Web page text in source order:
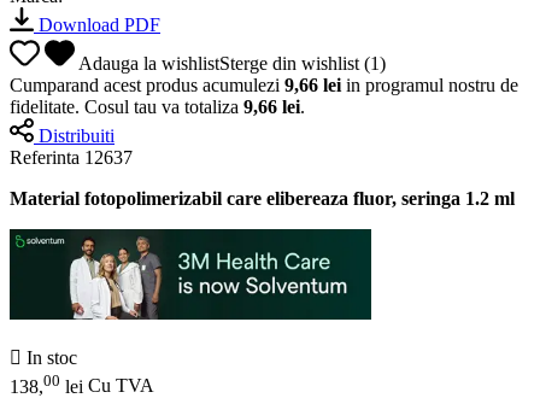
Download PDF
Adauga la wishlistSterge din wishlist (1)
Cumparand acest produs acumulezi 9,66 lei in programul nostru de
fidelitate. Cosul tau va totaliza 9,66 lei.
Distribuiti
Referinta 12637
Material fotopolimerizabil care elibereaza fluor, seringa 1.2 ml
 In stoc
138,00 lei Cu TVA